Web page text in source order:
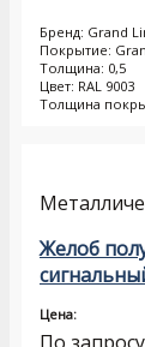
Бренд: Grand
Покрытие:
Толщина: 0,5
Цвет: RAL 9003
Толщина
Желоб
Цена: